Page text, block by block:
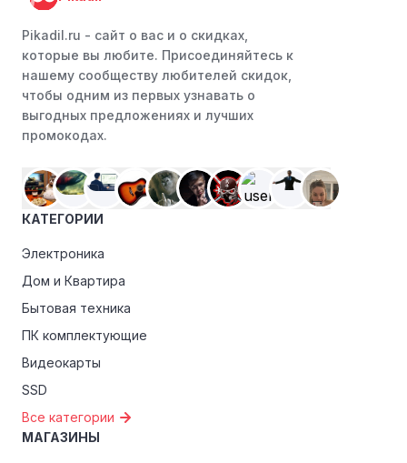
Следите за социальными сетями:
Кельвин компьютеры в социальных сетях, таких как
VK, Facebook или Instagram. Ритейлеры часто делятся
со своими подписчиками эксклюзивными кодами
скидок или акциями.
Программы лояльности:Присоединяйтесь к
программам лояльности, предлагаемым интернет-
преимуществами, как скидки только для участников,
ранний доступ к распродажам или эксклюзивным
акциям.
Особые скидки:
критериям, проверьте, предоставляет ли Кельвин
ветеранов или пенсионеров.
Pikadil.ru - cайт о вас и о скидках,
которые вы любите. Присоединяйтесь к
нашему сообществу любителей скидок,
чтобы одним из первых узнавать о
выгодных предложениях и лучших
промокодах.
КАТЕГОРИИ
Электроника
Дом и Квартира
Бытовая техника
ПК комплектующие
Видеокарты
SSD
Все категории
МАГАЗИНЫ